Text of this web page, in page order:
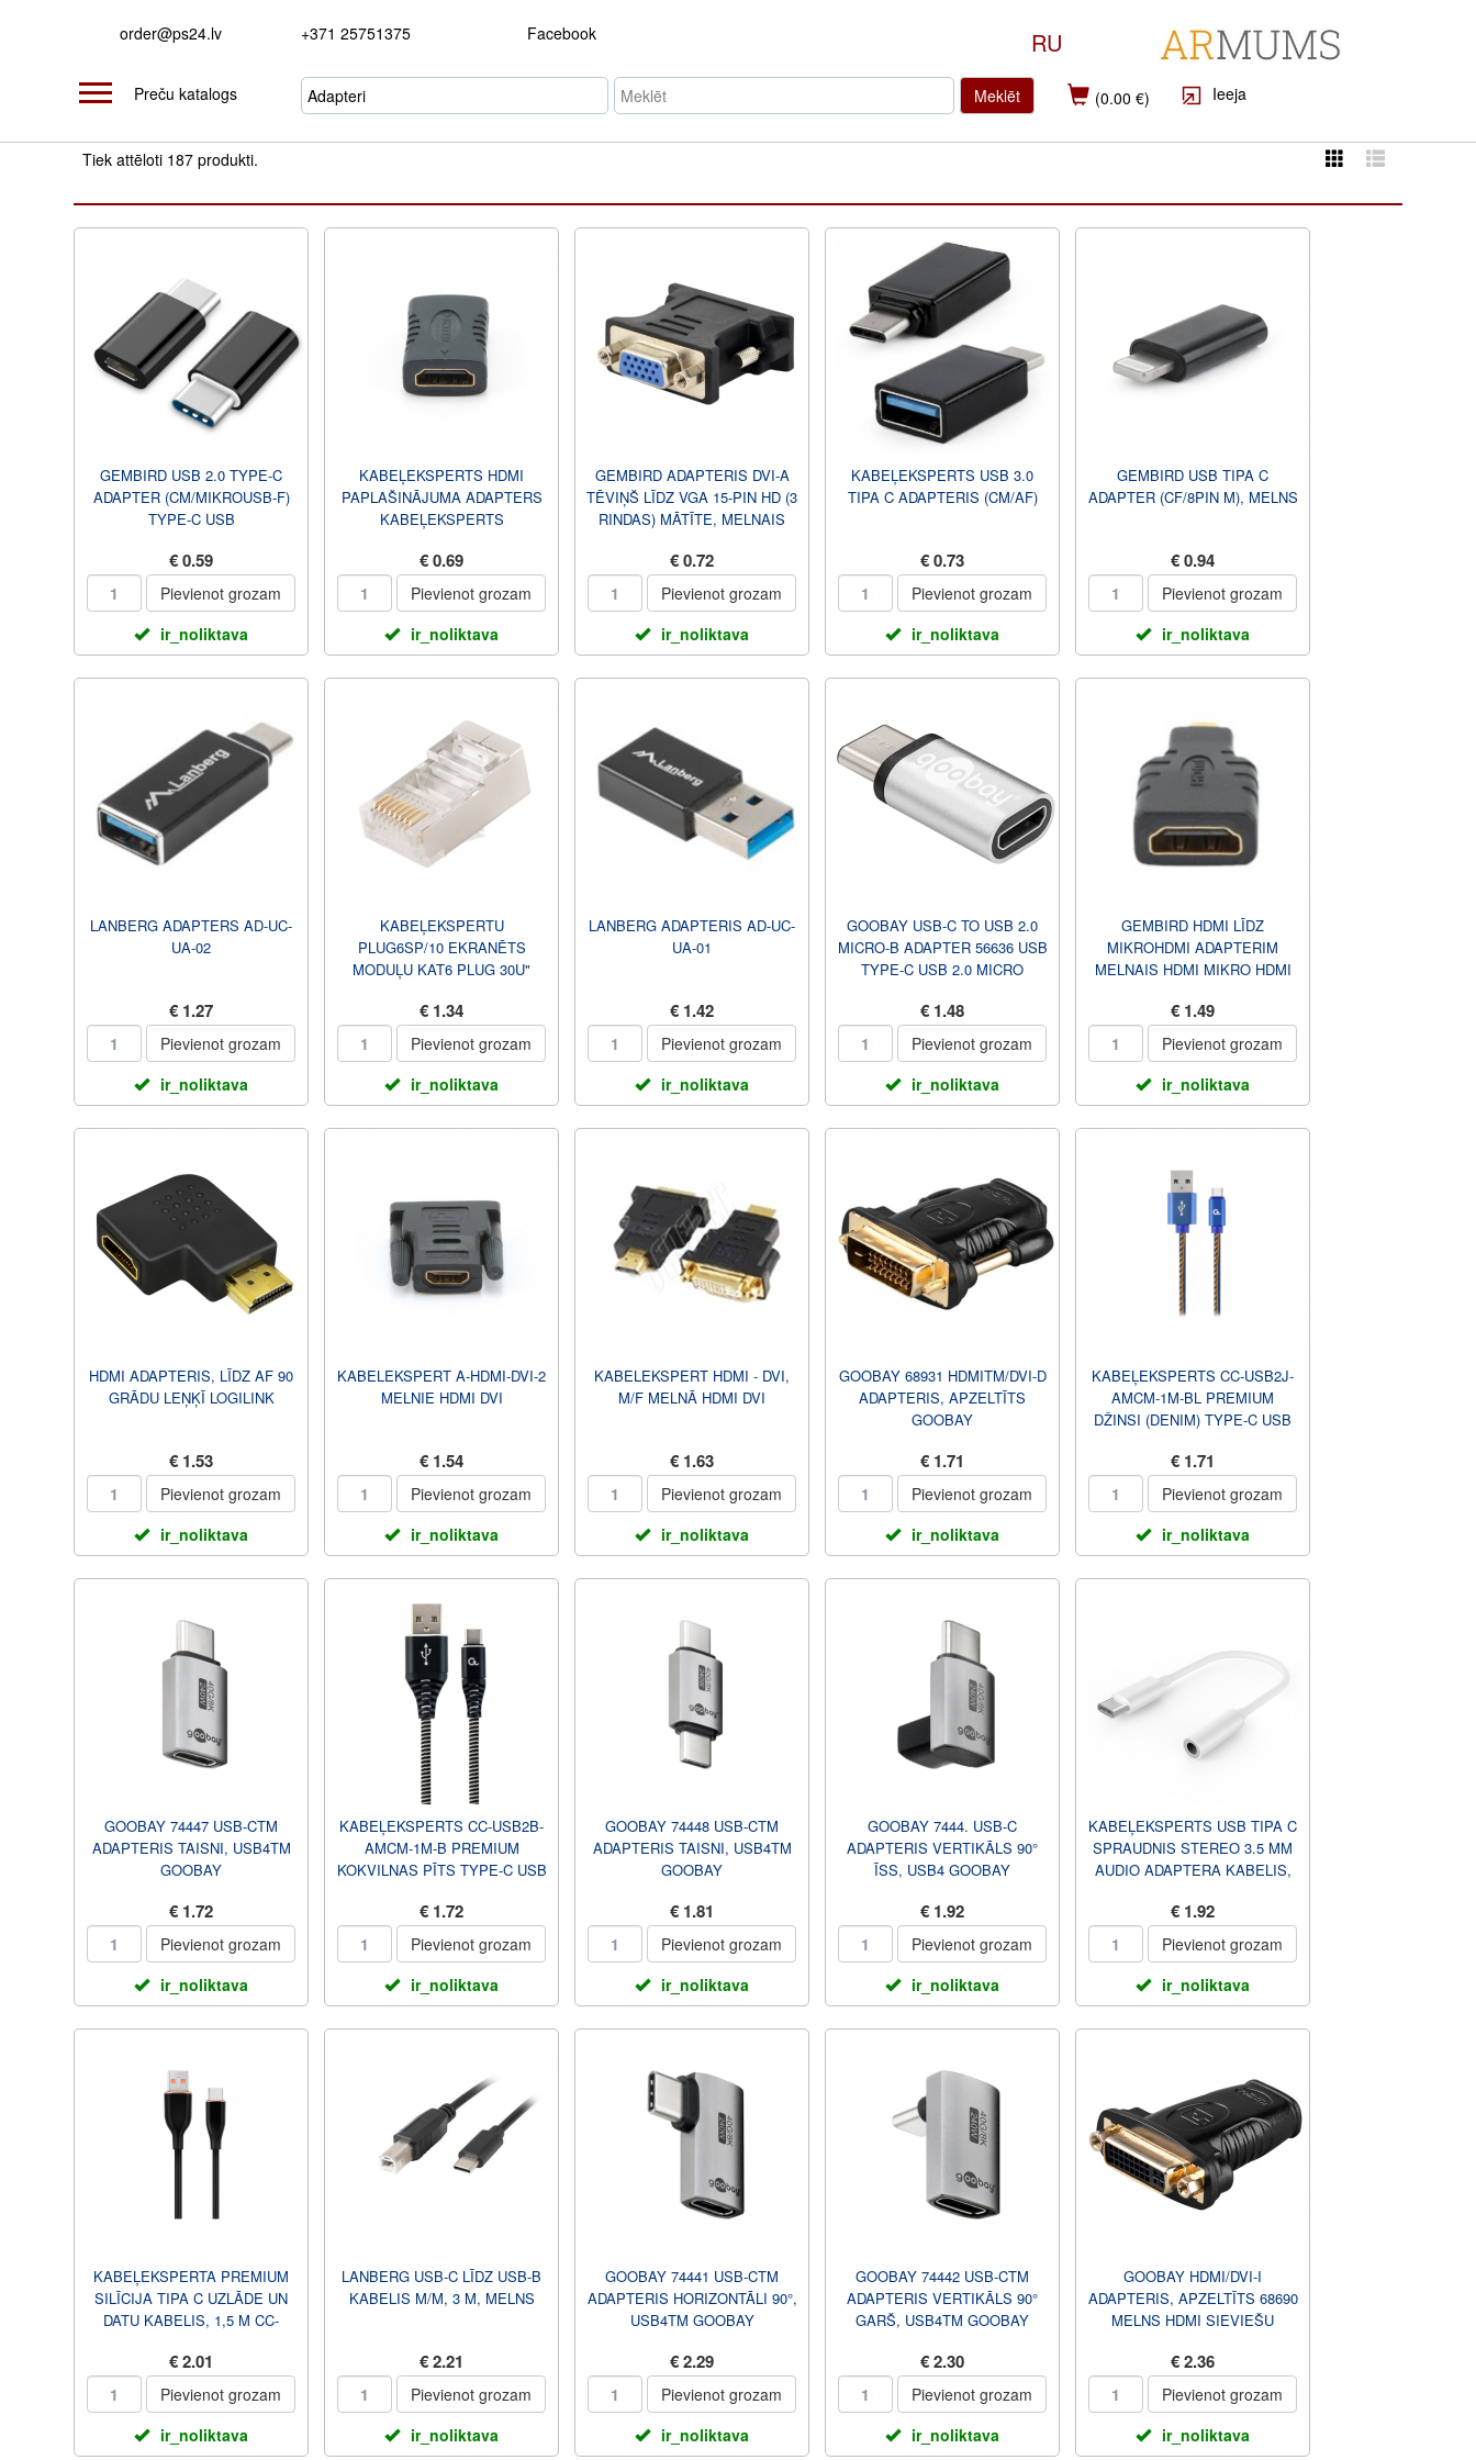
order@ps24.lv +371 25751375 Facebook RU
Preču katalogs Meklēt (0.00 €) Ieeja
Tiek attēloti 187 produkti.
GEMBIRD USB 2.0 TYPE-C
ADAPTER (CM/MIKROUSB-F)
TYPE-C USB
€ 0.59
Pievienot grozam
ir_noliktava
KABEĻEKSPERTS HDMI
PAPLAŠINĀJUMA ADAPTERS
KABEĻEKSPERTS
€ 0.69
Pievienot grozam
ir_noliktava
GEMBIRD ADAPTERIS DVI-A
TĒVIŅŠ LĪDZ VGA 15-PIN HD (3
RINDAS) MĀTĪTE, MELNAIS
€ 0.72
Pievienot grozam
ir_noliktava
KABEĻEKSPERTS USB 3.0
TIPA C ADAPTERIS (CM/AF)
€ 0.73
Pievienot grozam
ir_noliktava
GEMBIRD USB TIPA C
ADAPTER (CF/8PIN M), MELNS
€ 0.94
Pievienot grozam
ir_noliktava
LANBERG ADAPTERS AD-UC-
UA-02
€ 1.27
Pievienot grozam
ir_noliktava
KABEĻEKSPERTU
PLUG6SP/10 EKRANĒTS
MODUĻU KAT6 PLUG 30U"
MAISĀ KABEĻEKSPERTS
€ 1.34
Pievienot grozam
ir_noliktava
LANBERG ADAPTERIS AD-UC-
UA-01
€ 1.42
Pievienot grozam
ir_noliktava
GOOBAY USB-C TO USB 2.0
MICRO-B ADAPTER 56636 USB
TYPE-C USB 2.0 MICRO
€ 1.48
Pievienot grozam
ir_noliktava
GEMBIRD HDMI LĪDZ
MIKROHDMI ADAPTERIM
MELNAIS HDMI MIKRO HDMI
€ 1.49
Pievienot grozam
ir_noliktava
HDMI ADAPTERIS, LĪDZ AF 90
GRĀDU LEŅĶĪ LOGILINK
€ 1.53
Pievienot grozam
ir_noliktava
KABELEKSPERT A-HDMI-DVI-2
MELNIE HDMI DVI
€ 1.54
Pievienot grozam
ir_noliktava
KABELEKSPERT HDMI - DVI,
M/F MELNĀ HDMI DVI
€ 1.63
Pievienot grozam
ir_noliktava
GOOBAY 68931 HDMITM/DVI-D
ADAPTERIS, APZELTĪTS
GOOBAY
€ 1.71
Pievienot grozam
ir_noliktava
KABEĻEKSPERTS CC-USB2J-
AMCM-1M-BL PREMIUM
DŽINSI (DENIM) TYPE-C USB
SAVIENOTĀJIEM,...
€ 1.71
Pievienot grozam
ir_noliktava
GOOBAY 74447 USB-CTM
ADAPTERIS TAISNI, USB4TM
GOOBAY
€ 1.72
Pievienot grozam
ir_noliktava
KABEĻEKSPERTS CC-USB2B-
AMCM-1M-B PREMIUM
KOKVILNAS PĪTS TYPE-C USB
1 M, MEL...
€ 1.72
Pievienot grozam
ir_noliktava
GOOBAY 74448 USB-CTM
ADAPTERIS TAISNI, USB4TM
GOOBAY
€ 1.81
Pievienot grozam
ir_noliktava
GOOBAY 7444. USB-C
ADAPTERIS VERTIKĀLS 90°
ĪSS, USB4 GOOBAY
€ 1.92
Pievienot grozam
ir_noliktava
KABEĻEKSPERTS USB TIPA C
SPRAUDNIS STEREO 3.5 MM
AUDIO ADAPTERA KABELIS,
€ 1.92
Pievienot grozam
ir_noliktava
KABEĻEKSPERTA PREMIUM
SILĪCIJA TIPA C UZLĀDE UN
DATU KABELIS, 1,5 M CC-
€ 2.01
Pievienot grozam
ir_noliktava
LANBERG USB-C LĪDZ USB-B
KABELIS M/M, 3 M, MELNS
€ 2.21
Pievienot grozam
ir_noliktava
GOOBAY 74441 USB-CTM
ADAPTERIS HORIZONTĀLI 90°,
USB4TM GOOBAY
€ 2.29
Pievienot grozam
ir_noliktava
GOOBAY 74442 USB-CTM
ADAPTERIS VERTIKĀLS 90°
GARŠ, USB4TM GOOBAY
€ 2.30
Pievienot grozam
ir_noliktava
GOOBAY HDMI/DVI-I
ADAPTERIS, APZELTĪTS 68690
MELNS HDMI SIEVIEŠU
SIEVIEŠU KĀRT...
€ 2.36
Pievienot grozam
ir_noliktava